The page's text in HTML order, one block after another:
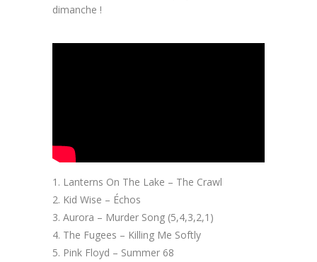
dimanche !
Lanterns On The Lake – The Crawl
Kid Wise – Échos
Aurora – Murder Song (5,4,3,2,1)
The Fugees – Killing Me Softly
Pink Floyd – Summer 68